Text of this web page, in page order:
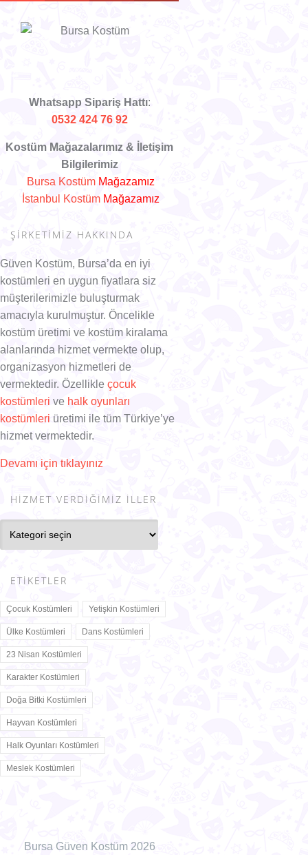
Whatsapp Sipariş Hattı:
0532 424 76 92
Kostüm Mağazalarımız & İletişim
Bilgilerimiz
Bursa Kostüm Mağazamız
İstanbul Kostüm Mağazamız
ŞİRKETİMİZ HAKKINDA
Güven Kostüm, Bursa’da en iyi
kostümleri en uygun fiyatlara siz
müşterilerimizle buluşturmak
amacıyla kurulmuştur. Öncelikle
kostüm üretimi ve kostüm kiralama
alanlarında hizmet vermekte olup,
organizasyon hizmetleri de
vermektedir. Özellikle çocuk
kostümleri ve halk oyunları
kostümleri üretimi ile tüm Türkiye’ye
hizmet vermektedir.
Devamı için tıklayınız
HIZMET VERDIĞIMIZ İLLER
Verdiğimiz
ETIKETLER
Çocuk Kostümleri Yetişkin Kostümleri
Ülke Kostümleri Dans Kostümleri
23 Nisan Kostümleri
Karakter Kostümleri
Doğa Bitki Kostümleri
Hayvan Kostümleri
Halk Oyunları Kostümleri
Meslek Kostümleri
Bursa Güven Kostüm 2026